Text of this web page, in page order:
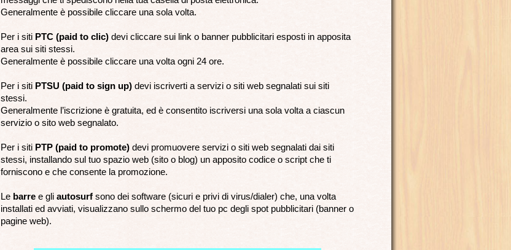
Generalmente è possibile cliccare una sola volta.
Per i siti PTC (paid to clic)devi cliccare sui link o banner pubblicitari esposti in apposita
area sui siti stessi.
Generalmente è possibile cliccare una volta ogni 24 ore.
Per i siti PTSU (paid to sign up)devi iscriverti a servizi o siti web segnalati sui siti
stessi.
Generalmente l’iscrizione è gratuita, ed è consentito iscriversi una sola volta a ciascun
servizio o sito web segnalato.
Per i siti PTP (paid to promote)devi promuovere servizi o siti web segnalati dai siti
stessi, installando sul tuo spazio web (sito o blog) un apposito codice o script che ti
forniscono e che consente la promozione.
Le barree gli autosurfsono dei software (sicuri e privi di virus/dialer) che, una volta
installati ed avviati, visualizzano sullo schermo del tuo pc degli spot pubblicitari (banner o
pagine web).